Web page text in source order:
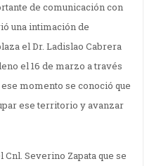
de comunicación con
una intimación de
el Dr. Ladislao Cabrera
el 16 de marzo a través
momento se conoció que
ese territorio y avanzar
Severino Zapata que se